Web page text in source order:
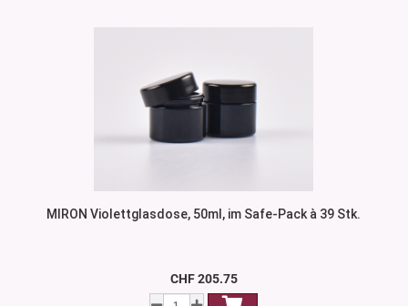
MIRON Violettglasdose, 50ml, im Safe-Pack à 39 Stk.
CHF 205.75